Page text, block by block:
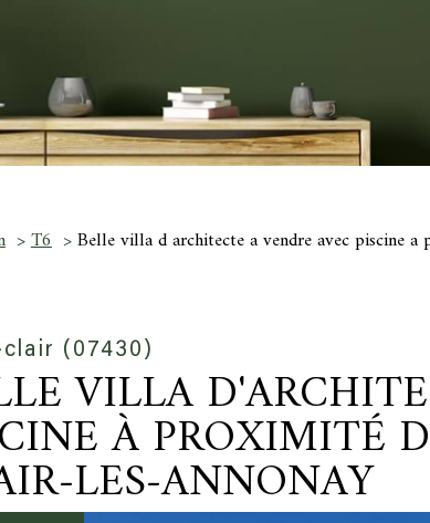
T6 Belle villa d architecte a vendre avec piscine
(07430)
VILLA
À PROXIMITÉ
LES-ANNONAY